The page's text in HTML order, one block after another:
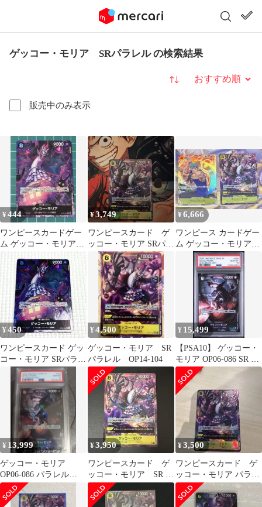
ゲッコー・モリア SRパラレル の検索結果
販売中のみ表示
並び替え
¥444
ワンピースカードゲー
ム ゲッコー・モリア
SRパラレルOP06-086
¥3,749
ワンピースカード ゲ
ッコー・モリア SRパラ
レル
¥6,666
ワンピース カードゲー
ム ゲッコー・モリア
SR パラレル ゾロ
SR パラレル
¥450
ワンピースカード ゲッ
コー・モリア SRパラレ
ル OP08-086
¥4,500
ゲッコー・モリア SR
パラレル OP14-104
¥ 15,499
【PSA10】 ゲッコー・
モリア OP06-086 SR パ
ラレル
¥ 13,999
ゲッコー・モリア
OP06-086 パラレル
PSA10
¥3,950
ワンピースカード ゲ
ッコー・モリア SR パ
ラレル 蒼海の七傑
¥3,500
ワンピースカード ゲ
ッコー・モリア パラレ
ル OP14-104